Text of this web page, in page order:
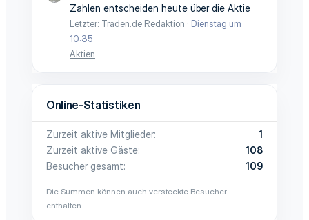
Zahlen entscheiden heute über die Aktie
Letzter: Traden.de Redaktion
Dienstag um
10:35
Aktien
Online-Statistiken
Zurzeit aktive Mitglieder
1
Zurzeit aktive Gäste
108
Besucher gesamt
109
Die Summen können auch versteckte Besucher
enthalten.